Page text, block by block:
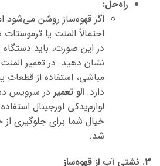
راه‌حل:
اگر قهوه‌ساز روشن می‌شود
احتمالاً المنت یا
در این صورت، باید دستگاه
نشان دهید. در تعمیر
مباشی، استفاده از قطعات
دارد. الو تعمیر در سرویس
لوازم‌یدکی اورجینال
خیال شما برای جلوگیری
شد.
3. نشتی آب از قهوه‌ساز